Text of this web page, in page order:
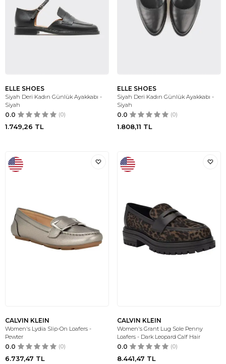
ELLE SHOES
Siyah Deri Kadın Günlük Ayakkabı -
Siyah
0.0 (0)
1.749,26 TL
ELLE SHOES
Siyah Deri Kadın Günlük Ayakkabı -
Siyah
0.0 (0)
1.808,11 TL
CALVIN KLEIN
Women's Lydia Slip-On Loafers -
Pewter
0.0 (0)
6.737,47 TL
CALVIN KLEIN
Women's Grant Lug Sole Penny
Loafers - Dark Leopard Calf Hair
0.0 (0)
8.441,47 TL